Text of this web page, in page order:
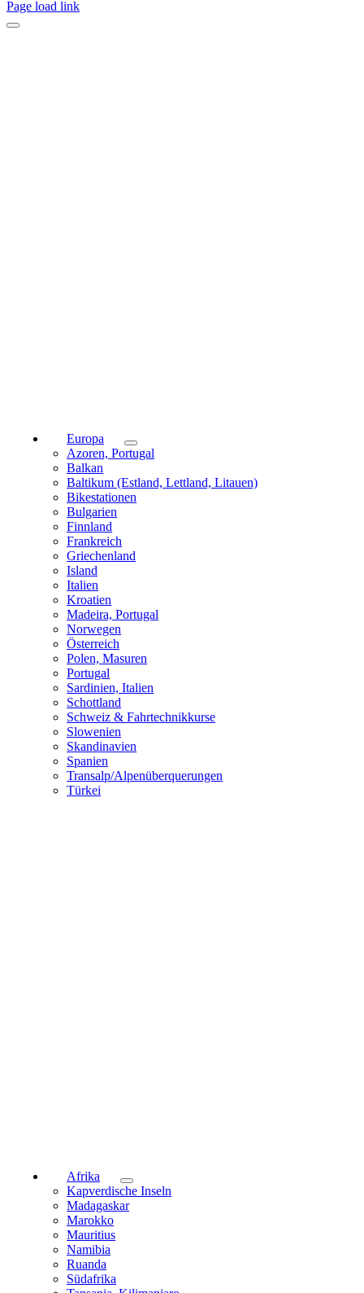
Page load link
Europa
Azoren, Portugal
Balkan
Baltikum (Estland, Lettland, Litauen)
Bikestationen
Bulgarien
Finnland
Frankreich
Griechenland
Island
Italien
Kroatien
Madeira, Portugal
Norwegen
Österreich
Polen, Masuren
Portugal
Sardinien, Italien
Schottland
Schweiz & Fahrtechnikkurse
Slowenien
Skandinavien
Spanien
Transalp/Alpenüberquerungen
Türkei
Afrika
Kapverdische Inseln
Madagaskar
Marokko
Mauritius
Namibia
Ruanda
Südafrika